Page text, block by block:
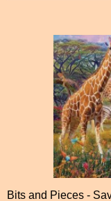
Bits and Pieces -